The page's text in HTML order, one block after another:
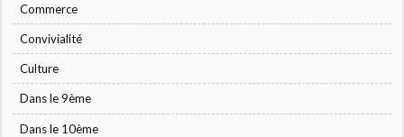
Commerce
Convivialité
Culture
Dans le 9ème
Dans le 10ème